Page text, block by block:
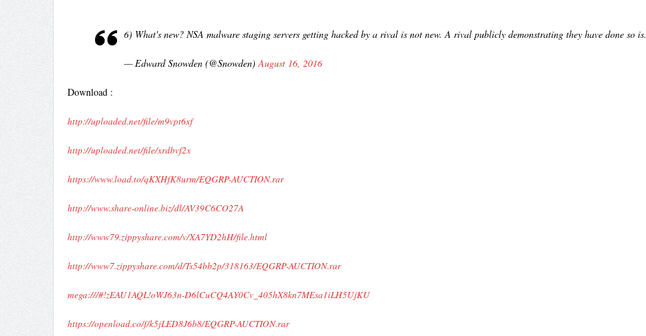
6) What's new? NSA malware staging servers getting hacked by a rival is not new. A rival publicly demonstrating they have done so is.
— Edward Snowden (@Snowden)August 16, 2016
Download :
http://uploaded.net/file/m9vpt6xf
http://uploaded.net/file/xrdbvf2x
https://www.load.to/qKXHfK8urm/EQGRP-AUCTION.rar
http://www.share-online.biz/dl/AV39C6CO27A
http://www79.zippyshare.com/v/XA7YD2hH/file.html
http://www7.zippyshare.com/d/Ts54bb2p/318163/EQGRP-AUCTION.rar
mega:///#!zEAU1AQL!oWJ63n-D6lCuCQ4AY0Cv_405hX8kn7MEsa1iLH5UjKU
https://openload.co/f/k5jLED8J6b8/EQGRP-AUCTION.rar